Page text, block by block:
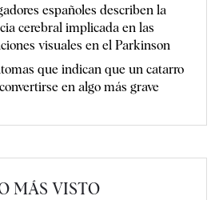
españoles describen la
cerebral implicada en las
visuales en el Parkinson
que indican que un catarro
en algo más grave
MÁS VISTO